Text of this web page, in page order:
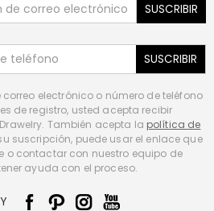
SUSCRIBIR
SUSCRIBIR
electrónico o número de teléfono
de registro, usted acepta recibir
También acepta la política de
suscripción, puede usar el enlace que
o contactar con nuestro equipo de
ayuda con el proceso.